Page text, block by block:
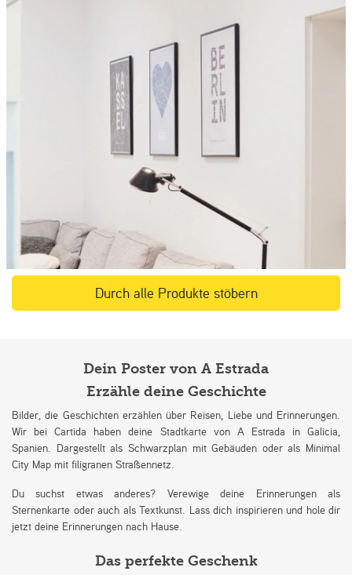
Durch alle Produkte stöbern
Dein Poster von A Estrada
Erzähle deine Geschichte
Bilder, die Geschichten erzählen über Reisen, Liebe und Erinnerungen.
Wir bei Cartida haben deine Stadtkarte von A Estrada in Galicia,
Spanien. Dargestellt als Schwarzplan mit Gebäuden oder als Minimal
City Map mit filigranen Straßennetz.
Du suchst etwas anderes? Verewige deine Erinnerungen als
Sternenkarte oder auch als Textkunst. Lass dich inspirieren und hole dir
jetzt deine Erinnerungen nach Hause.
Das perfekte Geschenk